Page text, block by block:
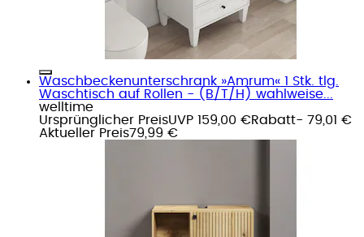
Waschbeckenunterschrank »Amrum« 1 Stk. tlg.
Waschtisch auf Rollen - (B/T/H) wahlweise...
welltime
Ursprünglicher PreisUVP 159,00 €Rabatt- 79,01 €
Aktueller Preis79,99 €